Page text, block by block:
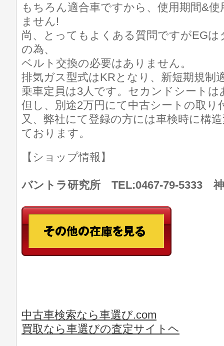
もちろん適合車ですから、使用期間&
ません!
尚、とってもよくある質問ですがEG
の為、
ベルト交換の必要はありません。
排気ガス型式はKRとなり、新短期規制
乗車定員は3人です。セカンドシートは
但し、別途2万円にて中古シートの取
又、弊社にて登録の方には車検時に構
ております。
【ショップ情報】
バントラ研究所 TEL:0467-79-5333 神
中古車検索なら車選び.com
買取なら車選びの査定サイトヘ